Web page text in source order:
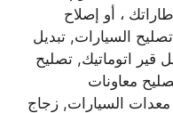
، أو إصلاح
تصليح السيارات, تبديل
قير اتوماتيك, تصليح
معاونات
معدات السيارات, زجاج